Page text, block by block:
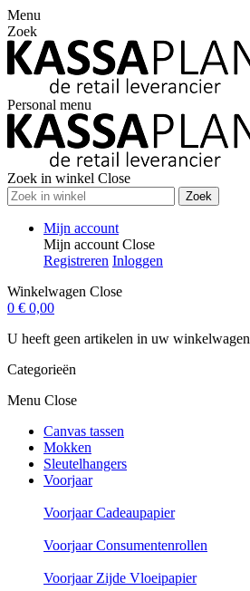
Menu
Zoek
Personal menu
Zoek in winkel Close
Zoek
Mijn account
Mijn account Close
Registreren Inloggen
Winkelwagen Close
0 € 0,00
U heeft geen artikelen in uw winkelwagen
Categorieën
Menu Close
Canvas tassen
Mokken
Sleutelhangers
Voorjaar
Voorjaar Cadeaupapier
Voorjaar Consumentenrollen
Voorjaar Zijde Vloeipapier